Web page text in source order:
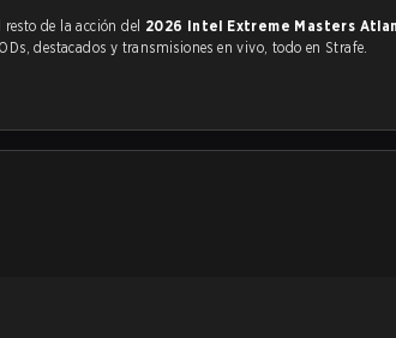
resto de la acción del 2026 Intel Extreme Masters
VODs, destacados y transmisiones en vivo, todo en Strafe.